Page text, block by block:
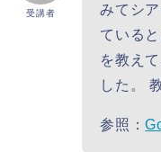
受講者
みてシ
ている
を教え
した。
参照：